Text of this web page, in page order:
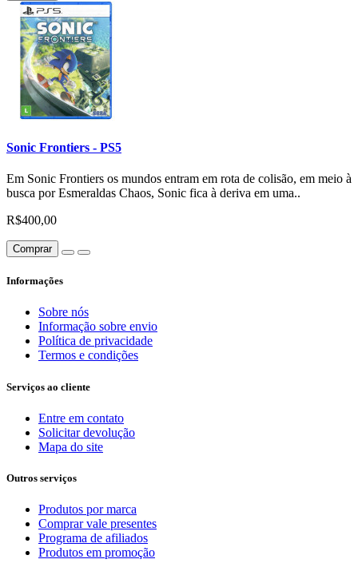
Sonic Frontiers - PS5
Em Sonic Frontiers os mundos entram em rota de colisão, em meio à
busca por Esmeraldas Chaos, Sonic fica à deriva em uma..
R$400,00
Comprar
Informações
Sobre nós
Informação sobre envio
Política de privacidade
Termos e condições
Serviços ao cliente
Entre em contato
Solicitar devolução
Mapa do site
Outros serviços
Produtos por marca
Comprar vale presentes
Programa de afiliados
Produtos em promoção